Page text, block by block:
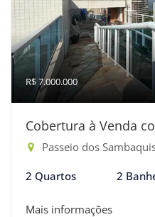
R$ 7.000.000
Cobertura à Venda
Passeio dos Sambaquis -
2 Quartos 2
Mais informações